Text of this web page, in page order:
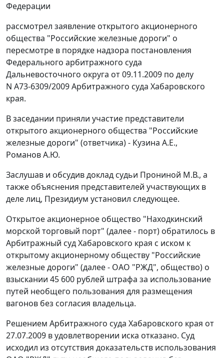
Федерации
рассмотрел заявление открытого акционерного
общества "Российские железные дороги" о
пересмотре в порядке надзора постановления
Федерального арбитражного суда
Дальневосточного округа от 09.11.2009 по делу
N А73-6309/2009 Арбитражного суда Хабаровского
края.
В заседании приняли участие представители
открытого акционерного общества "Российские
железные дороги" (ответчика) - Кузина А.Е.,
Романов А.Ю.
Заслушав и обсудив доклад судьи Прониной М.В., а
также объяснения представителей участвующих в
деле лиц, Президиум установил следующее.
Открытое акционерное общество "Находкинский
морской торговый порт" (далее - порт) обратилось в
Арбитражный суд Хабаровского края с иском к
открытому акционерному обществу "Российские
железные дороги" (далее - ОАО "РЖД", общество) о
взыскании 45 600 рублей штрафа за использование
путей необщего пользования для размещения
вагонов без согласия владельца.
Решением Арбитражного суда Хабаровского края от
27.07.2009 в удовлетворении иска отказано. Суд
исходил из отсутствия доказательств использования